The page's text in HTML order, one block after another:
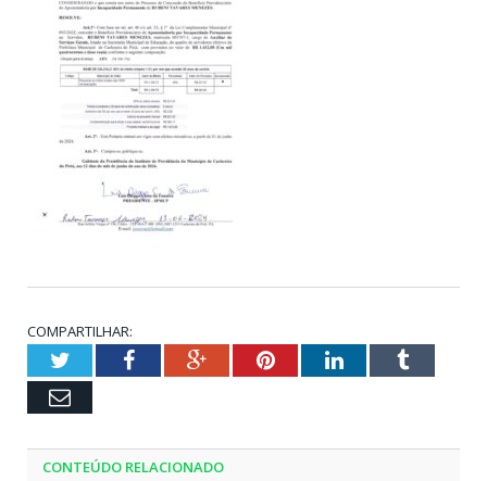
COMPARTILHAR:
TwitterFacebookGoogle+PinterestLinkedInTumblr
Email
CONTEÚDO RELACIONADO